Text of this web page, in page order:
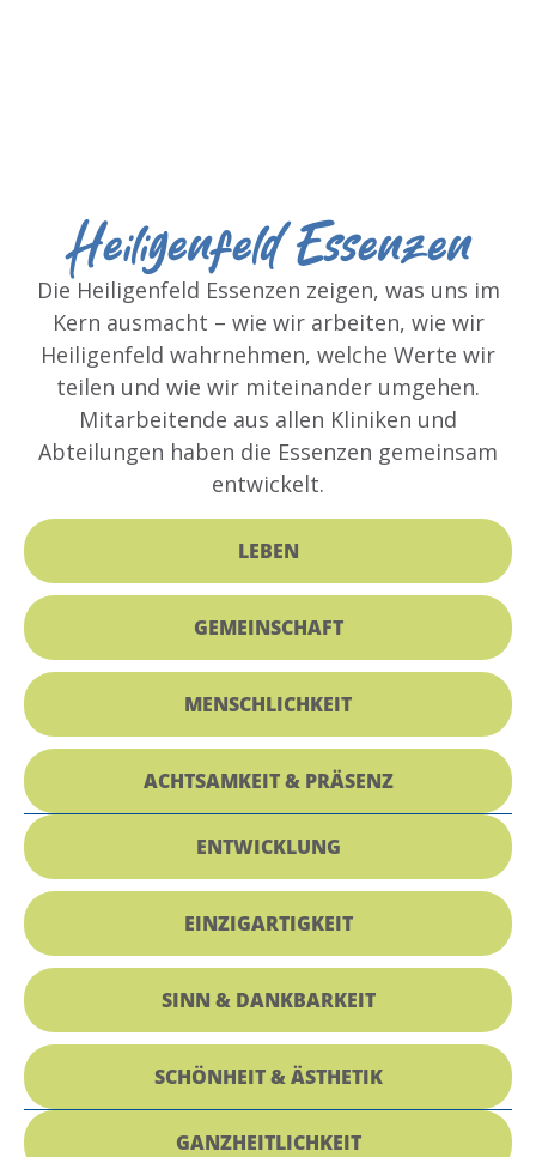
Heiligenfeld Essenzen
Die Heiligenfeld Essenzen zeigen, was uns im
Kern ausmacht – wie wir arbeiten, wie wir
Heiligenfeld wahrnehmen, welche Werte wir
teilen und wie wir miteinander umgehen.
Mitarbeitende aus allen Kliniken und
Abteilungen haben die Essenzen gemeinsam
entwickelt.
LEBEN
GEMEINSCHAFT
MENSCHLICHKEIT
ACHTSAMKEIT & PRÄSENZ
ENTWICKLUNG
EINZIGARTIGKEIT
SINN & DANKBARKEIT
SCHÖNHEIT & ÄSTHETIK
GANZHEITLICHKEIT